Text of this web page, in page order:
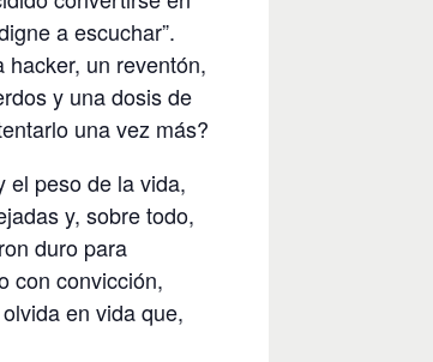
a escuchar”.
un reventón,
y una dosis de
una vez más?
el peso de la vida,
y, sobre todo,
duro para
con convicción,
en vida que,